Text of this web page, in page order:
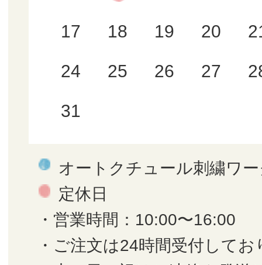
17 18 19 20
24 25 26 27
31
オートクチュール刺繍ワ
定休日
・営業時間：10:00〜16:00
・ご注文は24時間受付してお